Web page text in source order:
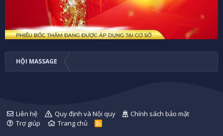
HỘI MASSAGE
Liên hệ Quy định và Nội quy
Chính sách bảo mật
Trợ giúp
Trang chủ
R